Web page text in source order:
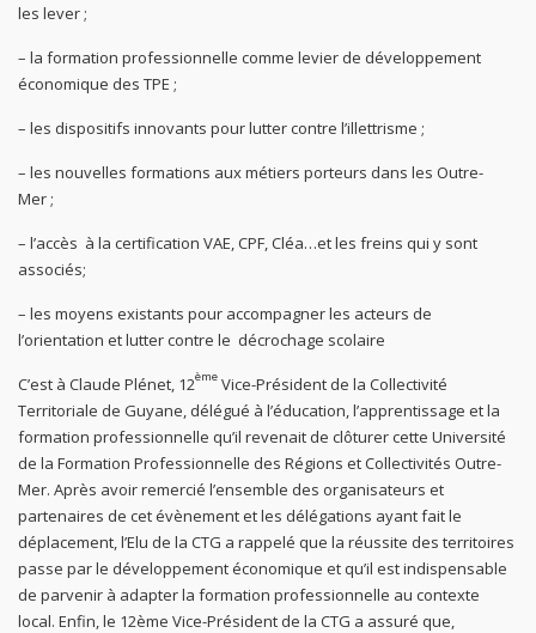
les lever ;
– la formation professionnelle comme levier de développement
économique des TPE ;
– les dispositifs innovants pour lutter contre l’illettrisme ;
– les nouvelles formations aux métiers porteurs dans les Outre-
Mer ;
– l’accès à la certification VAE, CPF, Cléa…et les freins qui y sont
associés;
– les moyens existants pour accompagner les acteurs de
l’orientation et lutter contre le décrochage scolaire
C’est à Claude Plénet, 12ème Vice-Président de la Collectivité
Territoriale de Guyane, délégué à l’éducation, l’apprentissage et la
formation professionnelle qu’il revenait de clôturer cette Université
de la Formation Professionnelle des Régions et Collectivités Outre-
Mer. Après avoir remercié l’ensemble des organisateurs et
partenaires de cet évènement et les délégations ayant fait le
déplacement, l’Elu de la CTG a rappelé que la réussite des territoires
passe par le développement économique et qu’il est indispensable
de parvenir à adapter la formation professionnelle au contexte
local. Enfin, le 12ème Vice-Président de la CTG a assuré que,